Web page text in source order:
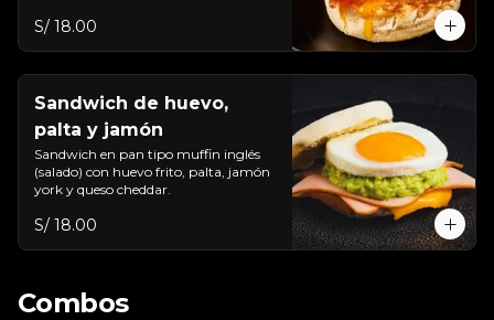
S/ 18.00
Sandwich de huevo,
palta y jamón
Sandwich en pan tipo muffin inglés
(salado) con huevo frito, palta, jamón
york y queso cheddar.
S/ 18.00
Combos